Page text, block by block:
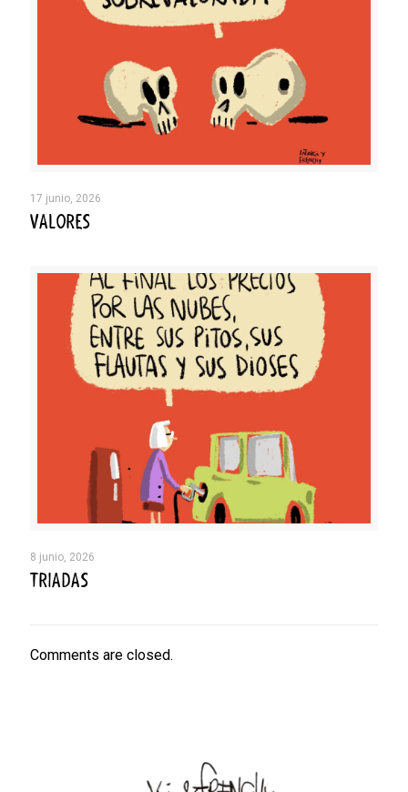
17 junio, 2026
VALORES
8 junio, 2026
TRIADAS
Comments are closed.